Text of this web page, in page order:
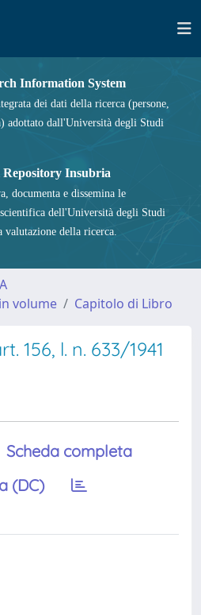
Information System
dei dati della ricerca (persone,
adottato dall'Università degli Studi
Insubria
documenta e dissemina le
dell'Università degli Studi
della ricerca.
volume
Capitolo di Libro
156, l. n. 633/1941
Scheda completa
(DC)